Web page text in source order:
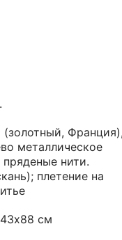
(золотный, Франция),
металлическое
нити.
плетение на
см